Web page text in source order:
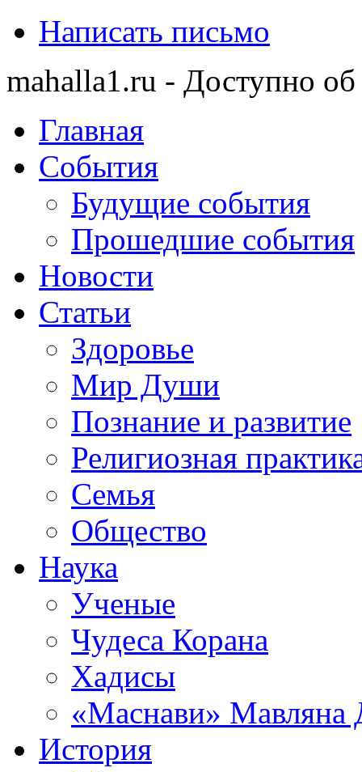
Написать письмо
mahalla1.ru - Доступно об
Главная
События
Будущие события
Прошедшие события
Новости
Статьи
Здоровье
Мир Души
Познание и развитие
Религиозная
Семья
Общество
Наука
Ученые
Чудеса Корана
Хадисы
«Маснави» Мавляна
История